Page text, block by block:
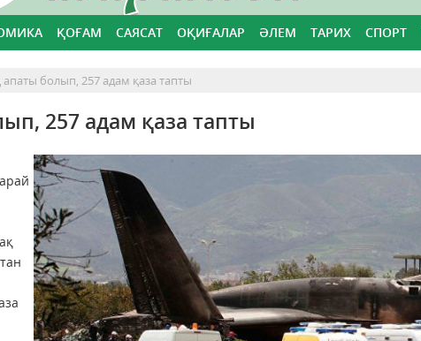
ҚОҒАМ САЯСАТ ОҚИҒАЛАР ӘЛЕМ ТАРИХ СПОРТ
болып, 257 адам қаза тапты
257 адам қаза тапты